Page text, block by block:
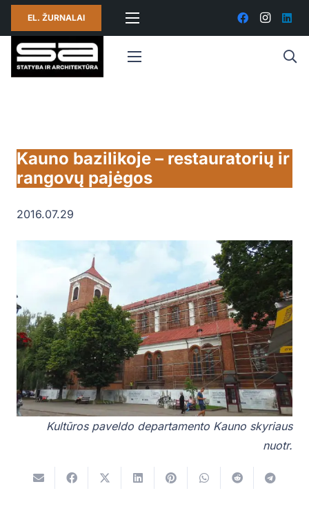
EL. ŽURNALAI
Kauno bazilikoje – restauratorių ir
rangovų pajėgos
2016.07.29
Kultūros paveldo departamento Kauno skyriaus
nuotr.